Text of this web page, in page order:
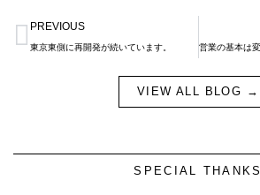
Prev
PREVIOUS
東京東側に再開発が続いています。
VIEW ALL BLOG →
SPECIAL THANKS